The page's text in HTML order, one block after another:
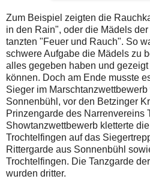
Zum Beispiel zeigten die
in den Rain", oder die Mädels
tanzten "Feuer und Rauch". So
schwere Aufgabe die Mädels zu
alles gegeben haben und
können. Doch am Ende musste
Sieger im
Sonnenbühl, vor den Betzinger
Prinzengarde des Narrenvereins
Showtanzwettbewerb kletterte
Trochtelfingen auf das
Rittergarde aus Sonnenbühl
Trochtelfingen. Die Tanzgarde
wurden dritter.